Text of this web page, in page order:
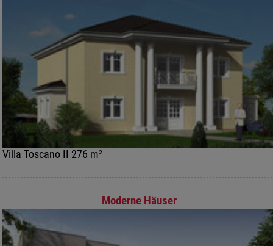
Villa Toscano II 276 m²
Moderne Häuser